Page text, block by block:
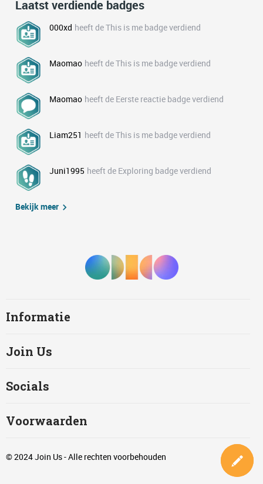
Laatst verdiende badges
000xd heeft de This is me badge verdiend
Maomao heeft de This is me badge verdiend
Maomao heeft de Eerste reactie badge verdiend
Liam251 heeft de This is me badge verdiend
Juni1995 heeft de Exploring badge verdiend
Bekijk meer
Informatie
Join Us
Socials
Voorwaarden
© 2024 Join Us - Alle rechten voorbehouden